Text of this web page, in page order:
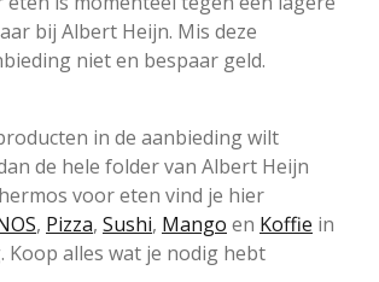
bij Albert Heijn. Mis deze
niet en bespaar geld.
in de aanbieding wilt
de hele folder van Albert Heijn
voor eten vind je hier
, Pizza, Sushi, Mango en Koffie in
Koop alles wat je nodig hebt